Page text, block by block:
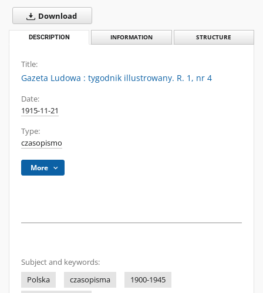
Download
DESCRIPTION INFORMATION STRUCTURE
Title:
Gazeta Ludowa : tygodnik illustrowany. R. 1, nr 4
Date:
1915-11-21
Type:
czasopismo
More
Subject and keywords:
Polska
czasopisma
1900-1945